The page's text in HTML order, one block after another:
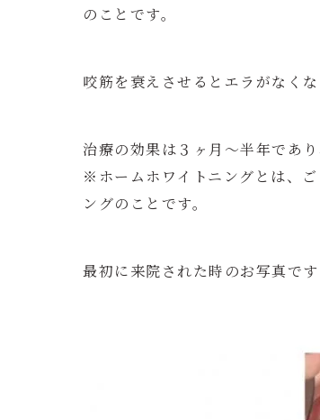
のことです。
咬筋を衰えさせるとエラがなく
治療の効果は３ヶ月～半年であ
※ホームホワイトニングとは、
ングのことです。
最初に来院された時のお写真で